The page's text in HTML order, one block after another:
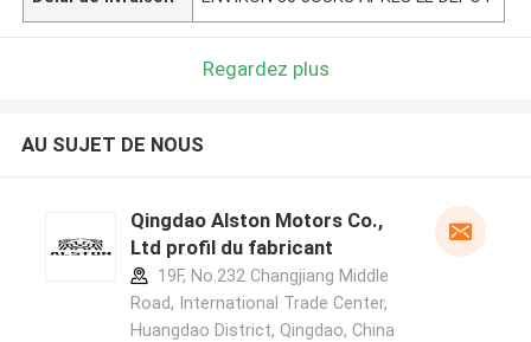
Regardez plus
AU SUJET DE NOUS
Qingdao Alston Motors Co.,
Ltd profil du fabricant
19F, No.232 Changjiang Middle
Road, International Trade Center,
Huangdao District, Qingdao, China